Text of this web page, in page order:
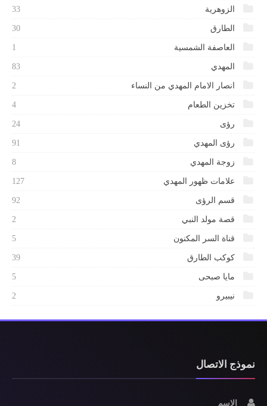
الزوهرية 33
الطارق 30
العاصفة الشمسية 1
المهدي 83
انصار الامام المهدي من النساء 2
تخزين الطعام 4
رؤى 24
رؤى المهدي 91
زوجة المهدي 8
علامات ظهور المهدي 127
قسم الرؤى 92
قصة مولد النبي 2
قناة السر المكنون 5
كوكب الطارق 39
مايا صبحى 5
نيبيرو 2
نموذج الاتصال
الاسم